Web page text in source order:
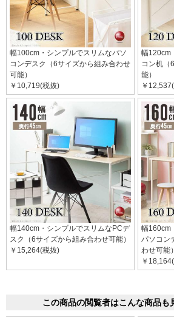
幅100cm・シンプルでスリムなパソ
コンデスク（6サイズから組み合わせ
可能）
￥10,719(税抜)
幅120cm
コン机（
能）
￥
幅140cm・シンプルでスリムなPCデ
スク（6サイズから組み合わせ可能）
￥15,264(税抜)
幅160cm
パソコン
わせ可能）
￥
この商品の閲覧者はこんな商品も